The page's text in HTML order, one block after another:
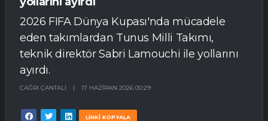
2026 FIFA Dünya Kupası'nda mücadele
eden takımlardan Tunus Milli Takımı,
teknik direktör Sabri Lamouchi ile yollarını
ayırdı.
ÇAĞRI ÇANTALI | 17 HAZIRAN 2026 00:29
LİNKİ KOPYALA